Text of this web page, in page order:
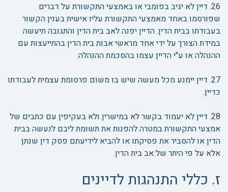
26. דיין לא יגיב בפומבי או באמצעי התקשורת על דברים
שפורסמו באחד מאמצעי התקשורת עליו אישית בענין הקשור
בעבודתו בבית הדין. הדיין יפנה לאב בית הדין והתגובה תיעשה
במידת הצורך על ידי אחד מראשי אבות בית הדין בהתייעצות עם
ההנהלה או ע"י הדיין עצמו בהסכמת ההנהלה.
27. דיין יימנע מכל מעשה שיש בו משום פרסומת עצמית לעבודתו
כדיין.
28. דיין לא יעמוד בקשר לא במישרין ולא בעקיפין עם כתבים של
אמצעי התקשורת במטרה להפנות את תשומת ליבם לנעשה בבית
הדין או להסביר את פסיקתו או להביא לידיעתם פסק דין שנתן
אלא על פי היתר של אב בית הדין.
ז. כללי התנהגות לדיינים